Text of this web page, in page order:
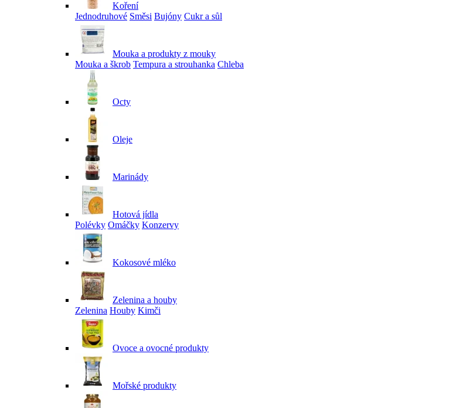
Koření
Jednodruhové Směsi Bujóny Cukr a sůl
Mouka a produkty z mouky
Mouka a škrob Tempura a strouhanka Chleba
Octy
Oleje
Marinády
Hotová jídla
Polévky Omáčky Konzervy
Kokosové mléko
Zelenina a houby
Zelenina Houby Kimči
Ovoce a ovocné produkty
Mořské produkty